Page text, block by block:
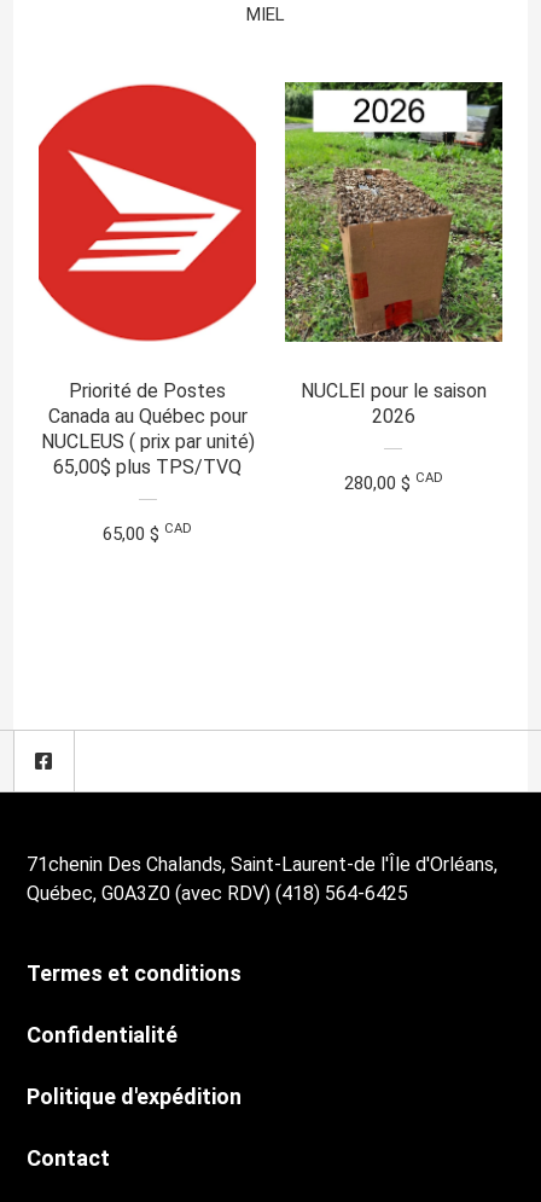
MIEL
Priorité de Postes
Canada au Québec pour
NUCLEUS ( prix par unité)
65,00$ plus TPS/TVQ
65,00 $ CAD
NUCLEI pour le saison
2026
280,00 $ CAD
71chenin Des Chalands, Saint-Laurent-de l'Île d'Orléans,
Québec, G0A3Z0 (avec RDV) (418) 564-6425
Termes et conditions
Confidentialité
Politique d'expédition
Contact